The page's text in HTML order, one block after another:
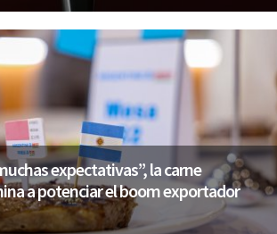
expectativas”, la carne
a potenciar el boom exportador